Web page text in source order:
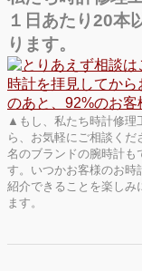
１日あたり20本
ります。
▲もし、私たち時計修理
ら、お気軽にご相談く
名のブランドの腕時計も
す。いつかお客様のお時
紹介できることを楽しみ
ます。